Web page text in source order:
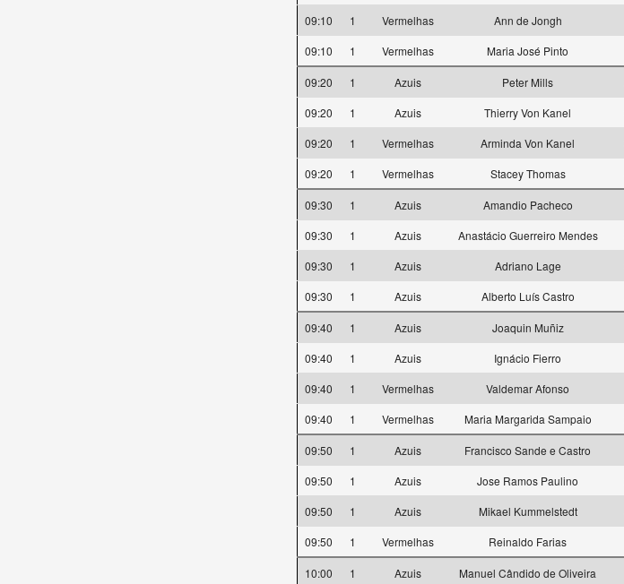
09:10
1 Vermelhas Ann de Jongh
09:10
1 Vermelhas Maria José Pinto
09:20 1 Azuis Peter Mills
09:20
1 Azuis Thierry Von Kanel
09:20
1 Vermelhas Arminda Von Kanel
09:20
1 Vermelhas Stacey Thomas
09:30 1 Azuis Amandio Pacheco
09:30
1 Azuis Anastácio Guerreiro Mendes
09:30
1 Azuis Adriano Lage
09:30
1 Azuis Alberto Luís Castro
09:40 1 Azuis Joaquin Muñiz
09:40
1 Azuis Ignácio Fierro
09:40
1 Vermelhas Valdemar Afonso
09:40
1 Vermelhas Maria Margarida Sampaio
09:50 1 Azuis Francisco Sande e Castro
09:50
1 Azuis Jose Ramos Paulino
09:50
1 Azuis Mikael Kummelstedt
09:50
1 Vermelhas Reinaldo Farias
10:00 1 Azuis Manuel Cândido de Oliveira